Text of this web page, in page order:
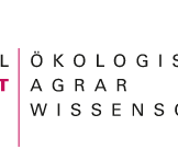
Suchbegriff